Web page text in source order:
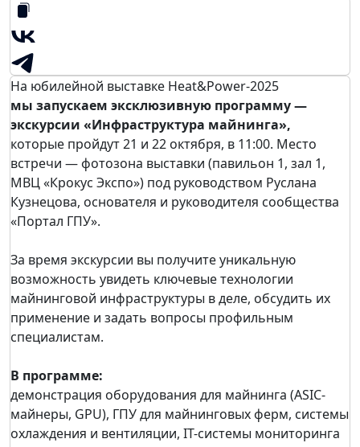
На юбилейной выставке Heat&Power-2025
мы запускаем эксклюзивную программу —
экскурсии «Инфраструктура майнинга»,
которые пройдут 21 и 22 октября, в 11:00. Место
встречи — фотозона выставки (павильон 1, зал 1,
МВЦ «Крокус Экспо») под руководством Руслана
Кузнецова, основателя и руководителя сообщества
«Портал ГПУ».
За время экскурсии вы получите уникальную
возможность увидеть ключевые технологии
майнинговой инфраструктуры в деле, обсудить их
применение и задать вопросы профильным
специалистам.
В программе:
демонстрация оборудования для майнинга (ASIC-
майнеры, GPU), ГПУ для майнинговых ферм, системы
охлаждения и вентиляции, IT-системы мониторинга